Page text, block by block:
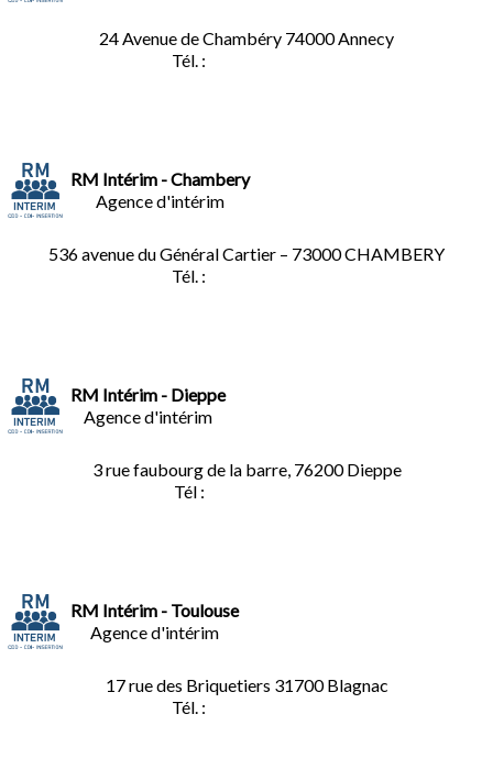
24 Avenue de Chambéry 74000 Annecy
Tél. :
RM Intérim - Chambery
Agence d'intérim
536 avenue du Général Cartier – 73000 CHAMBERY
Tél. :
RM Intérim - Dieppe
Agence d'intérim
3 rue faubourg de la barre, 76200 Dieppe
Tél :
RM Intérim - Toulouse
Agence d'intérim
17 rue des Briquetiers 31700 Blagnac
Tél. :